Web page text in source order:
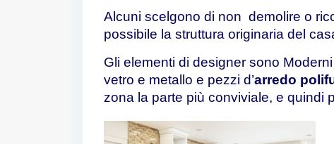
Alcuni scelgono di non demolire o
possibile la struttura originaria del
Gli elementi di designer sono
vetro e metallo e pezzi d’arredo
zona la parte più conviviale, e quindi